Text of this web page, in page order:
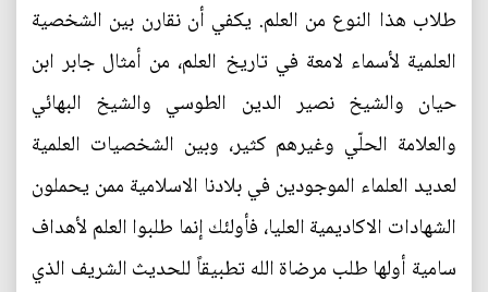
طلاب هذا النوع من العلم. يكفي أن نقارن بين الشخصية
العلمية لأسماء لامعة في تاريخ العلم، من أمثال جابر ابن
حيان والشيخ نصير الدين الطوسي والشيخ البهائي
والعلامة الحلّي وغيرهم كثير، وبين الشخصيات العلمية
لعديد العلماء الموجودين في بلادنا الاسلامية ممن يحملون
الشهادات الاكاديمية العليا، فأولئك إنما طلبوا العلم لأهداف
سامية أولها طلب مرضاة الله تطبيقاً للحديث الشريف الذي